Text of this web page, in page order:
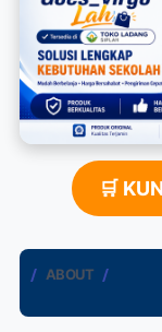
🛒
ABOUT